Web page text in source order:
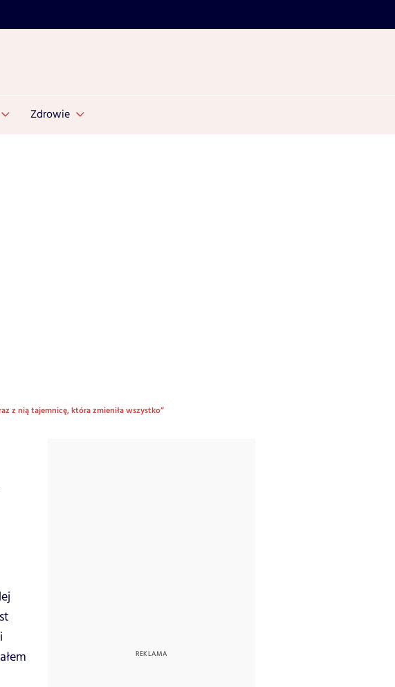
Zdrowie
z nią tajemnicę, która zmieniła wszystko”